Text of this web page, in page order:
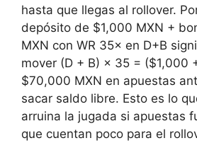
hasta que llegas al rollover.
depósito de $1,000 MXN +
MXN con WR 35× en D+B
mover (D + B) × 35 = ($1,000
$70,000 MXN en apuestas
sacar saldo libre. Esto es lo
arruina la jugada si apuestas
que cuentan poco para el